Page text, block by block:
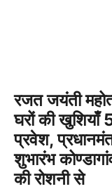
रजत जयंती
घरों की खुशियाँ
प्रवेश,
शुभारंभ
की रोशनी से